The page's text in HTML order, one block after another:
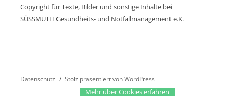
Copyright für Texte, Bilder und sonstige Inhalte bei
SÜSSMUTH Gesundheits- und Notfallmanagement e.K.
Datenschutz Stolz präsentiert von WordPress
Mehr über Cookies erfahren